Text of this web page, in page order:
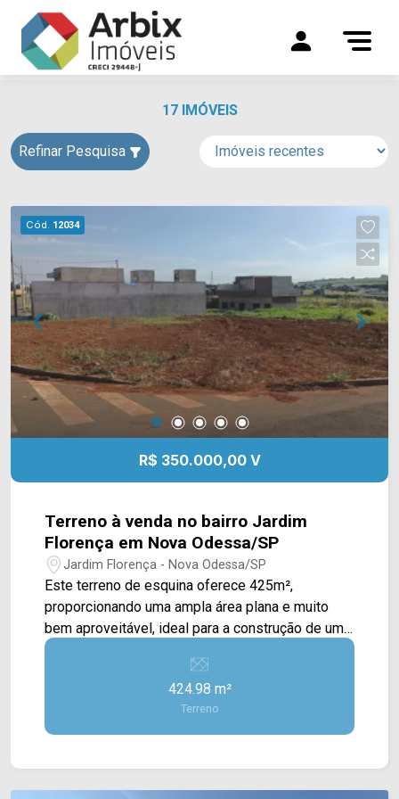
17 IMÓVEIS
Refinar Pesquisa
Cód. 12034
R$ 350.000,00 V
Terreno à venda no bairro Jardim
Florença em Nova Odessa/SP
Jardim Florença - Nova Odessa/SP
Este terreno de esquina oferece 425m²,
proporcionando uma ampla área plana e muito
bem aproveitável, ideal para a construção de uma
residência com projeto moderno ou até mesmo
de um imóvel com maior valorização
as possibilidades de implantação, favorecendo
fachadas imponentes, melhor iluminação natural,
424.98 m²
Terreno